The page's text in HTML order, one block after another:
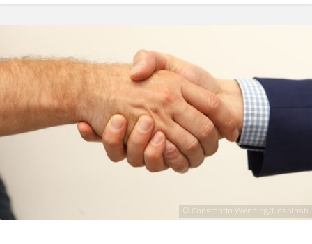
© Constantin Wenning/Unsplash